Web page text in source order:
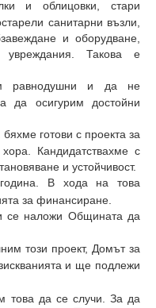
и облицовки, стари
санитарни възли,
и оборудване,
Такова е
равнодушни и да не
да осигурим достойни
готови с проекта за
Кандидатствахме с
и устойчивост.
В хода на това
за финансиране.
се наложи Общината да
този проект, Домът за
и ще подлежи
това да се случи. За да